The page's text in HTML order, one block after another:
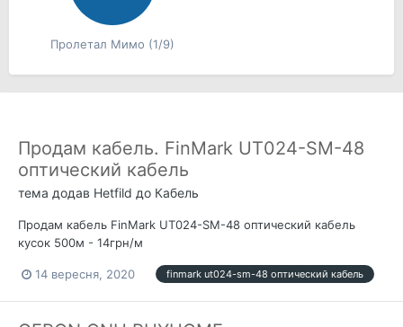
Пролетал Мимо (1/9)
Продам кабель. FinMark UT024-SM-48
оптический кабель
тема додав Hetfild до Кабель
Продам кабель FinMark UT024-SM-48 оптический кабель
кусок 500м - 14грн/м
14 вересня, 2020 finmark ut024-sm-48 оптический кабель